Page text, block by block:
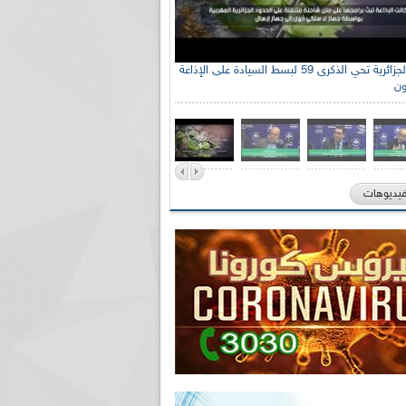
الإذاعة الجزائرية تحي الذكرى 59 لبسط السيادة على الإذاعة